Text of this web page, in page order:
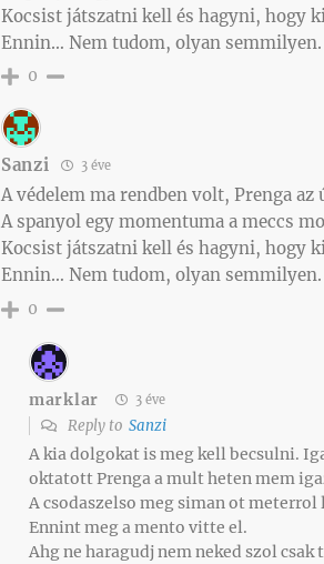
Kocsist játszatni kell és hagyni, hogy
Ennin… Nem tudom, olyan semmilyen.
0
Sanzi 3 éve
A védelem ma rendben volt, Prenga
A spanyol egy momentuma a meccs
Kocsist játszatni kell és hagyni, hogy
Ennin… Nem tudom, olyan semmilyen.
0
marklar 3 éve
Reply to Sanzi
A kia dolgokat is meg kell becsulni.
oktatott Prenga a mult heten mem
A csodaszelso meg siman ot
Ennint meg a mento vitte el.
Ahg ne haragudj nem neked szol csak